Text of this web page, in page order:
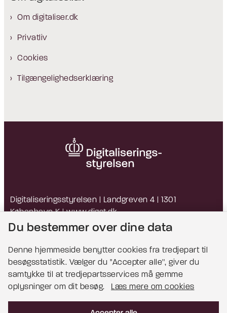
Om digitaliser.dk
Privatliv
Cookies
Tilgængelighedserklæring
Digitaliseringsstyrelsen | Landgreven 4 | 1301
København K |www.digst.dk
EAN: 5798009814203 | CVR: 34051178
Bemærk!
Du bestemmer over dine data
Denne hjemmeside benytter cookies fra tredjepart til
besøgsstatistik. Vælger du ''Accepter alle'', giver du
samtykke til at tredjepartsservices må gemme
oplysninger om dit besøg.
Læs mere om cookies